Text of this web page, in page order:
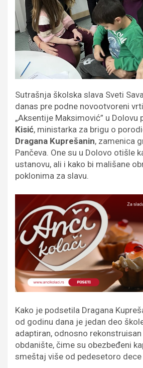
Sutrašnja školska slava Sveti
danas pre podne novootvoreni
„Aksentije Maksimović” u Dolovu
Kisić, ministarka za brigu o
Dragana Kuprešanin, zamenica
Pančeva. One su u Dolovo otišle
ustanovu, ali i kako bi mališane
poklonima za slavu.
Kako je podsetila Dragana
od godinu dana je jedan deo
adaptiran, odnosno
obdanište, čime su obezbeđeni
smeštaj više od pedesetoro dece